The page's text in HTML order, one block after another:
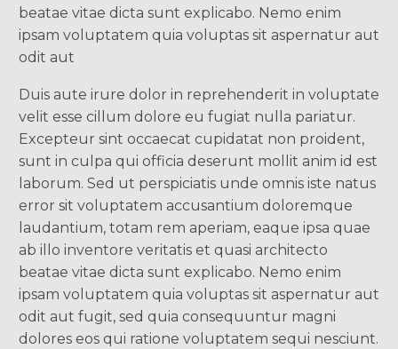
beatae vitae dicta sunt explicabo. Nemo enim
ipsam voluptatem quia voluptas sit aspernatur aut
odit aut
Duis aute irure dolor in reprehenderit in voluptate
velit esse cillum dolore eu fugiat nulla pariatur.
Excepteur sint occaecat cupidatat non proident,
sunt in culpa qui officia deserunt mollit anim id est
laborum. Sed ut perspiciatis unde omnis iste natus
error sit voluptatem accusantium doloremque
laudantium, totam rem aperiam, eaque ipsa quae
ab illo inventore veritatis et quasi architecto
beatae vitae dicta sunt explicabo. Nemo enim
ipsam voluptatem quia voluptas sit aspernatur aut
odit aut fugit, sed quia consequuntur magni
dolores eos qui ratione voluptatem sequi nesciunt.